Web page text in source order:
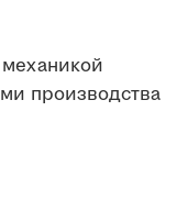
производства